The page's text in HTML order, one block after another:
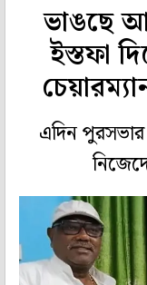
ভাঙছে
ইস্তফা
এদিন